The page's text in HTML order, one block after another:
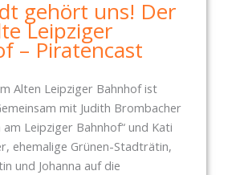
gehört uns! Der
Leipziger
– Piratencast
Alten Leipziger Bahnhof ist
mit Judith Brombacher
am Leipziger Bahnhof“ und Kati
ehemalige Grünen-Stadträtin,
und Johanna auf die